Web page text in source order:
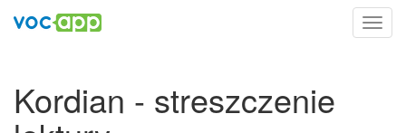
Kordian - streszczenie